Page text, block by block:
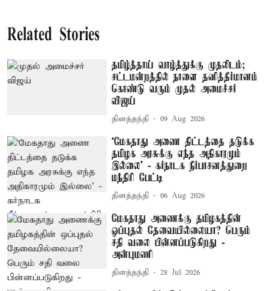
Related Stories
தமிழ்த்தாய் வாழ்த்துக்கு முதலிடம்;
சட்டமன்றத்தில் நாளை தனித்தீர்மானம்
கொண்டு வரும் முதல் அமைச்சர்
விஜய்
தினத்தந்தி 09 Aug 2026
‘மேகதாது அணை திட்டத்தை தடுக்க
தமிழக அரசுக்கு எந்த அதிகாரமும்
இல்லை’ - கர்நாடக நீர்பாசனத்துறை
மந்திரி பேட்டி
தினத்தந்தி 06 Aug 2026
மேகதாது அணைக்கு தமிழகத்தின்
ஒப்புதல் தேவையில்லையா? பெரும்
சதி வலை பின்னப்படுகிறது -
அன்புமணி
தினத்தந்தி 28 Jul 2026